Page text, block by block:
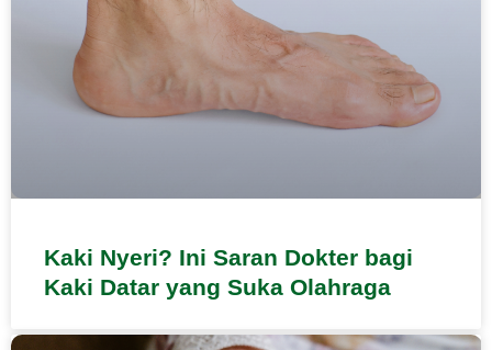
Kaki Nyeri? Ini Saran Dokter bagi
Kaki Datar yang Suka Olahraga